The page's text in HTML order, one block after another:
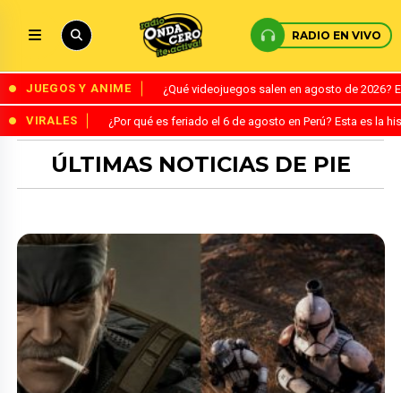
RADIO EN VIVO
JUEGOS Y ANIME ¿Qué videojuegos salen en agosto de
VIRALES ¿Por qué es feriado el 6 de agosto en Perú? Esta es la
ÚLTIMAS NOTICIAS DE PIE